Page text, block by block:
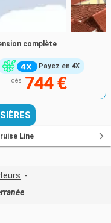
Payez en 4X
complète
dès 744 €
Line